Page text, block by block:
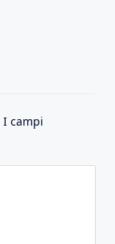
I campi